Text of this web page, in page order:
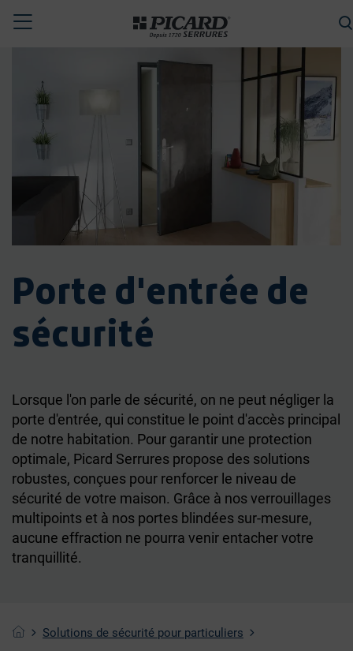
Toggle
Porte d'entrée de
sécurité
Lorsque l'on parle de sécurité, on ne peut négliger la
porte d'entrée, qui constitue le point d'accès principal
de notre habitation. Pour garantir une protection
optimale, Picard Serrures propose des solutions
robustes, conçues pour renforcer le niveau de
sécurité de votre maison. Grâce à nos verrouillages
multipoints et à nos portes blindées sur-mesure,
aucune effraction ne pourra venir entacher votre
tranquillité.
Solutions de sécurité pour particuliers